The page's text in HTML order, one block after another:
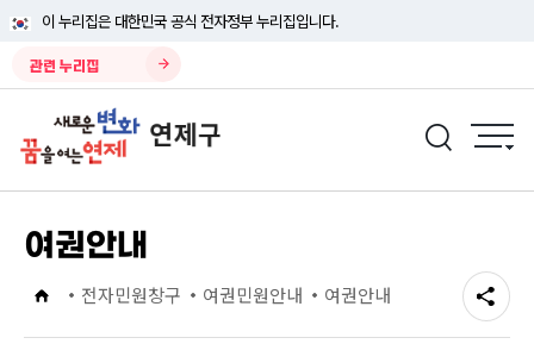
이 누리집은 대한민국 공식 전자정부 누리집입니다.
관련 누리집
여권안내
전자민원창구 여권민원안내 여권안내